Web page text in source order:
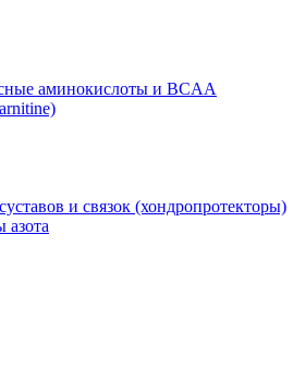
аминокислоты и BCAA
и связок (хондропротекторы)